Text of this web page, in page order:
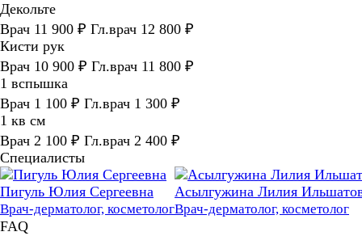
Декольте
Врач 11 900 ₽ Гл.врач 12 800 ₽
Кисти рук
Врач 10 900 ₽ Гл.врач 11 800 ₽
1 вспышка
Врач 1 100 ₽ Гл.врач 1 300 ₽
1 кв см
Врач 2 100 ₽ Гл.врач 2 400 ₽
Специалисты
Пигуль Юлия Сергеевна
Врач-дерматолог, косметолог
Асылгужина Лилия
Врач-дерматолог, косметолог
FAQ